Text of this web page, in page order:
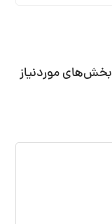
بخش‌های موردنیاز